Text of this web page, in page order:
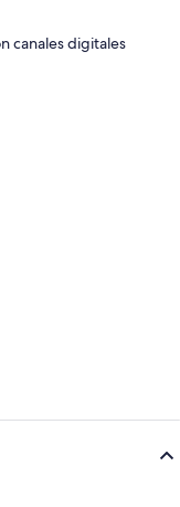
canales digitales